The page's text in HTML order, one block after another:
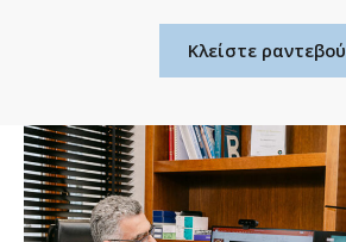
Κλείστε ραντεβού